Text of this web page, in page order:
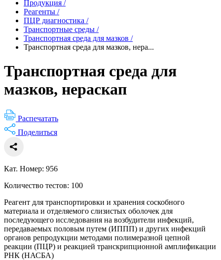
Продукция /
Реагенты /
ПЦР диагностика /
Транспортные среды /
Транспортная среда для мазков /
Транспортная среда для мазков, нера...
Транспортная среда для
мазков, нераскап
Распечатать
Поделиться
Кат. Номер: 956
Количество тестов: 100
Реагент для транспортировки и хранения соскобного
материала и отделяемого слизистых оболочек для
последующего исследования на возбудители инфекций,
передаваемых половым путем (ИППП) и других инфекций
органов репродукции методами полимеразной цепной
реакции (ПЦР) и реакцией транскрипционной амплификации
РНК (НАСБА)